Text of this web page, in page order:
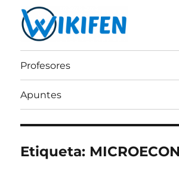
Wikifen
Profesores
Apuntes
Etiqueta: